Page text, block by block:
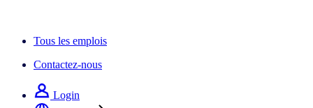
Tous les emplois
Contactez-nous
Login